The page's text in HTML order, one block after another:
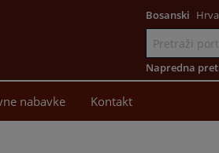
Bosanski
Napredna
nabavke Kontakt